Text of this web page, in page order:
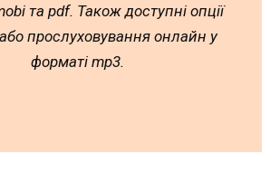
та pdf. Також доступні опції
прослуховування онлайн у
форматі mp3.